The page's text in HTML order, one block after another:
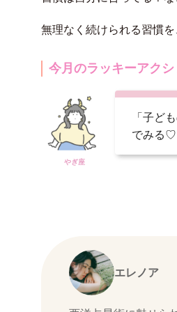
無理なく続けられる習慣
今月のラッキーアクシ
やぎ座
「子ど
でみる♡
エレノア